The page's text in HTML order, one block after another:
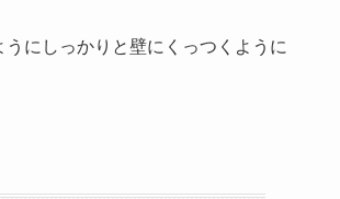
にしっかりと壁にくっつくように